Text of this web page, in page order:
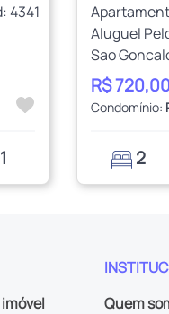
4341
Aluguel
Sao
R$ 720,00
Condomínio:
2
Quem